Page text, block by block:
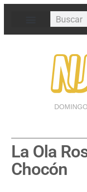
La Ola
Chocón